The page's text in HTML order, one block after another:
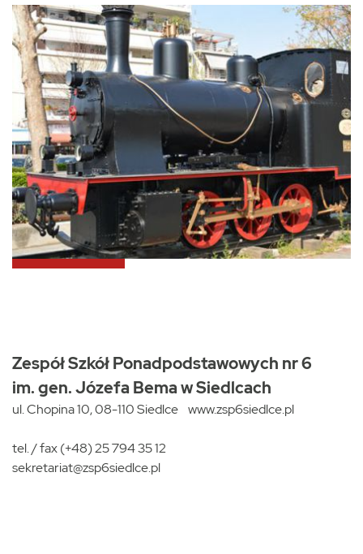
Zespół Szkół Ponadpodstawowych nr 6
im. gen. Józefa Bema w Siedlcach
ul. Chopina 10, 08-110 Siedlce www.zsp6siedlce.pl
tel. / fax (+48) 25 794 35 12
sekretariat@zsp6siedlce.pl